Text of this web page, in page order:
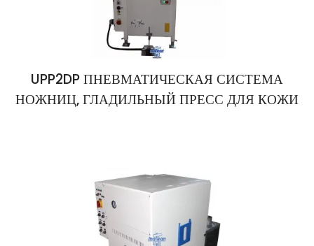
UPP2DP ПНЕВМАТИЧЕСКАЯ СИСТЕМА
НОЖНИЦ, ГЛАДИЛЬНЫЙ ПРЕСС ДЛЯ КОЖИ